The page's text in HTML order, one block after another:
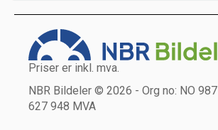
Priser er inkl. mva.
NBR Bildeler © 2026 - Org no: NO 987
627 948 MVA